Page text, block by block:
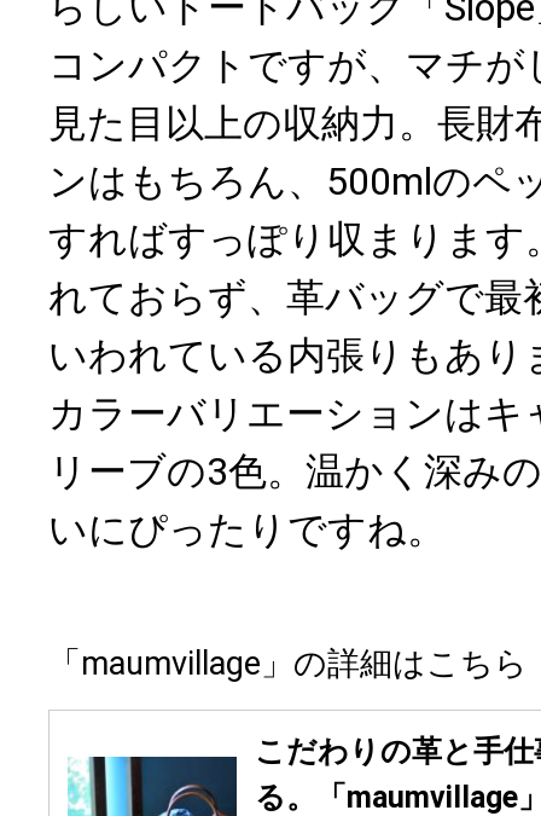
コンパクトですが、マチ
見た目以上の収納力。長財
ンはもちろん、500mlのペ
すればすっぽり収まります
れておらず、革バッグで最
いわれている内張りもあり
カラーバリエーションはキ
リーブの3色。温かく深み
いにぴったりですね。
「maumvillage」の詳細はこちら
こだわりの革と手
る。「maumvillage